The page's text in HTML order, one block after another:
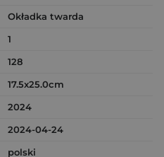
Okładka twarda
1
128
17.5x25.0cm
2024
2024-04-24
polski